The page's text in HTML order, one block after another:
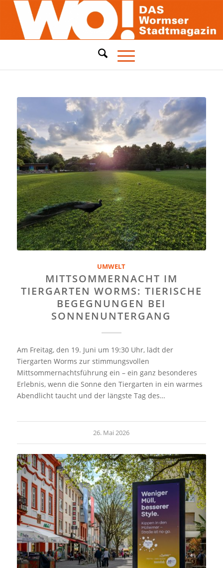
UMWELT
MITTSOMMERNACHT IM
TIERGARTEN WORMS: TIERISCHE
BEGEGNUNGEN BEI
SONNENUNTERGANG
Am Freitag, den 19. Juni um 19:30 Uhr, lädt der
Tiergarten Worms zur stimmungsvollen
Mittsommernachtsführung ein – ein ganz besonderes
Erlebnis, wenn die Sonne den Tiergarten in ein warmes
Abendlicht taucht und der längste Tag des…
26. Mai 2026